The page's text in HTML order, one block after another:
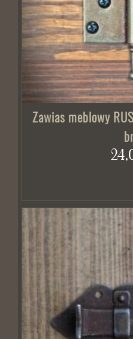
Zawias meblowy
BRAK W